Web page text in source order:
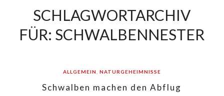
SCHLAGWORTARCHIV
FÜR: SCHWALBENNESTER
ALLGEMEIN NATURGEHEIMNISSE
Schwalben machen den Abflug